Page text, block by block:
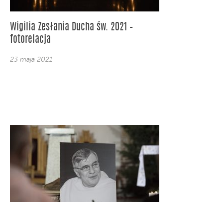
Wigilia Zesłania Ducha św. 2021 –
fotorelacja
23 maja 2021